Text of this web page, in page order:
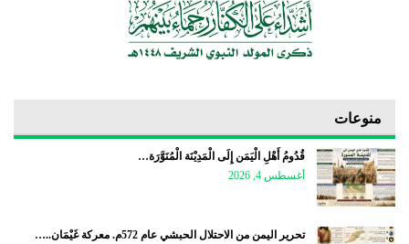
منوعات
قُدُومُ أَهْلِ الْيَمَن إِلَى الْمَدِيْنَة الْمُنَوَّرَة…
أغسطس 4, 2026
تحرير اليمن من الاحتلال الحبشي عام 572م. معركة غَيْمَان..…